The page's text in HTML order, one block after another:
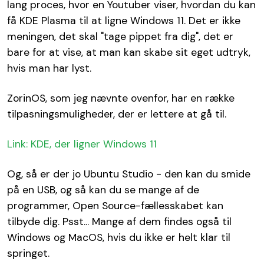
lang proces, hvor en Youtuber viser, hvordan du kan
få KDE Plasma til at ligne Windows 11. Det er ikke
meningen, det skal "tage pippet fra dig", det er
bare for at vise, at man kan skabe sit eget udtryk,
hvis man har lyst.
ZorinOS, som jeg nævnte ovenfor, har en række
tilpasningsmuligheder, der er lettere at gå til.
Link: KDE, der ligner Windows 11
Og, så er der jo Ubuntu Studio - den kan du smide
på en USB, og så kan du se mange af de
programmer, Open Source-fællesskabet kan
tilbyde dig. Psst... Mange af dem findes også til
Windows og MacOS, hvis du ikke er helt klar til
springet.